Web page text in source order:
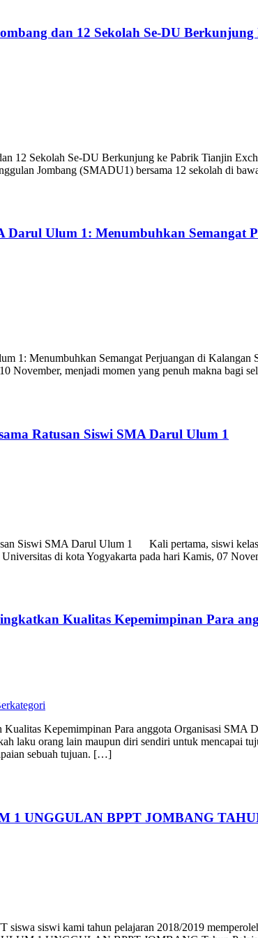
dan 12 Sekolah Se-DU
12 Sekolah Se-DU Berkunjung ke Pabrik Tianjin
Jombang (SMADU1) bersama 12 sekolah di
Ulum 1: Menumbuhkan Semangat
1: Menumbuhkan Semangat Perjuangan di
November, menjadi momen yang penuh makna
Ratusan Siswi SMA Darul Ulum 1
Siswi SMA Darul Ulum 1 Kali pertama, siswi
Universitas di kota Yogyakarta pada hari Kamis, 07
Kualitas Kepemimpinan Para
Kepemimpinan Para anggota Organisasi
laku orang lain maupun diri sendiri untuk mencapai
sebuah tujuan. […]
1 UNGGULAN BPPT JOMBANG
siswa siswi kami tahun pelajaran 2018/2019